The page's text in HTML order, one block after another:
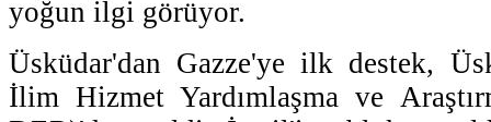
yoğun ilgi görüyor.
Üsküdar'dan Gazze'ye ilk destek,
İlim Hizmet Yardımlaşma ve